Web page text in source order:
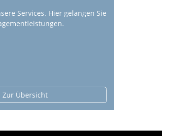
Services. Hier gelangen Sie
Zur Übersicht